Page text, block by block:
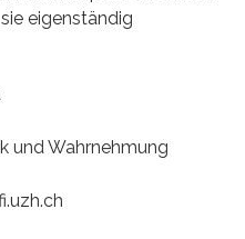
eigenständig
und Wahrnehmung